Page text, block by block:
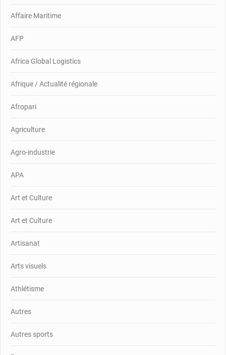
Affaire Maritime
AFP
Africa Global Logistics
Afrique / Actualité régionale
Afropari
Agriculture
Agro-industrie
APA
Art et Culture
Art et Culture
Artisanat
Arts visuels
Athlétisme
Autres
Autres sports